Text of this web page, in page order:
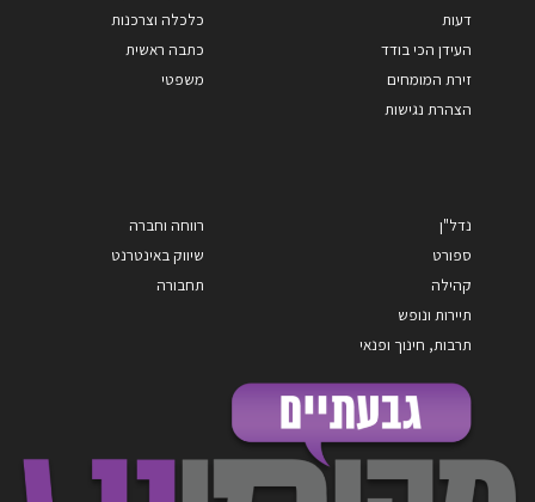
דעות
העידן הכי בודד
זירת המומחים
הצהרת נגישות
כלכלה וצרכנות
כתבה ראשית
משפטי
נדל"ן
ספורט
קהילה
תיירות ונופש
תרבות, חינוך ופנאי
רווחה וחברה
שיווק באינטרנט
תחבורה